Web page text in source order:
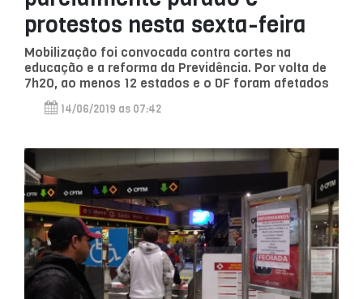
protestos nesta sexta-feira
Mobilização foi convocada contra cortes na
educação e a reforma da Previdência. Por volta de
7h20, ao menos 12 estados e o DF foram afetados
14/06/2019 as 07:42